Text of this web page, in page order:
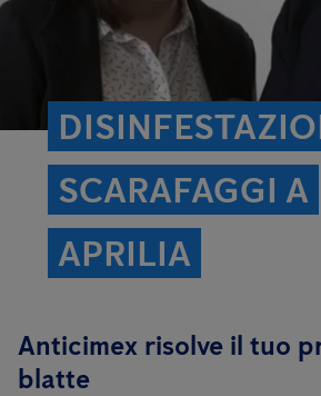
SCARAFAGGI A
APRILIA
Anticimex risolve il tuo
blatte